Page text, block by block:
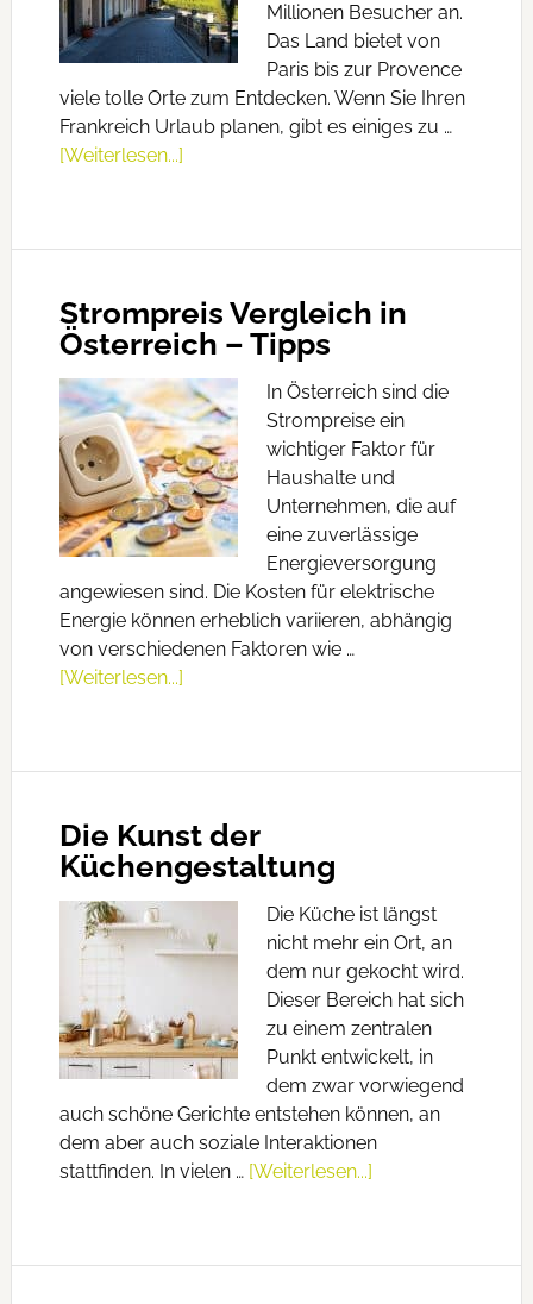
Millionen Besucher an.
Das Land bietet von
Paris bis zur Provence
viele tolle Orte zum Entdecken. Wenn Sie Ihren
Frankreich Urlaub planen, gibt es einiges zu …
[Weiterlesen...]
Strompreis Vergleich in
Österreich – Tipps
In Österreich sind die
Strompreise ein
wichtiger Faktor für
Haushalte und
Unternehmen, die auf
eine zuverlässige
Energieversorgung
angewiesen sind. Die Kosten für elektrische
Energie können erheblich variieren, abhängig
von verschiedenen Faktoren wie …
[Weiterlesen...]
Die Kunst der
Küchengestaltung
Die Küche ist längst
nicht mehr ein Ort, an
dem nur gekocht wird.
Dieser Bereich hat sich
zu einem zentralen
Punkt entwickelt, in
dem zwar vorwiegend
auch schöne Gerichte entstehen können, an
dem aber auch soziale Interaktionen
stattfinden. In vielen … [Weiterlesen...]